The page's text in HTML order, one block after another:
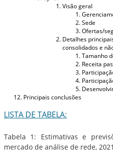
Visão geral
Sede
Ofertas/
Detalhes
consolidados e
Tamanho
Receita
Principais conclusões
LISTA DE TABELA:
Tabela 1: Estimativas e
mercado de análise de rede,